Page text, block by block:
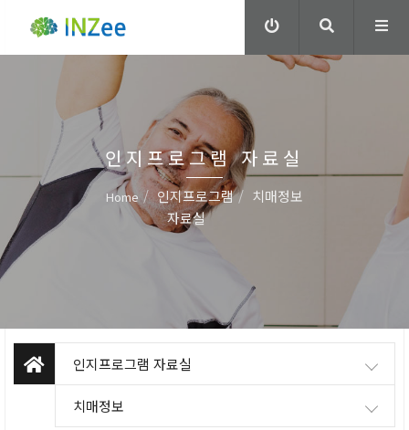
인지프로그램 자료실
Home
인지프로그램
자료실
치매정보
인지프로그램 자료실
치매정보